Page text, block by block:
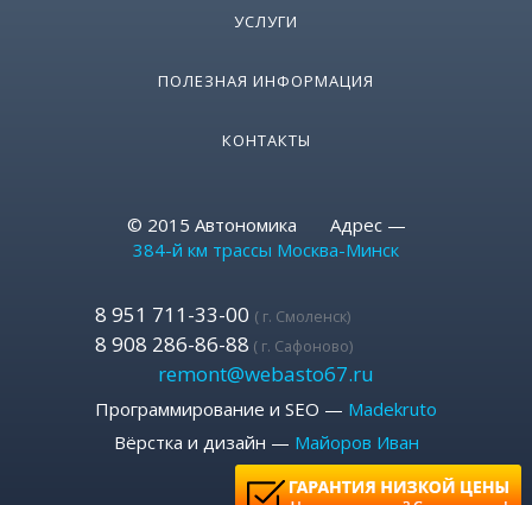
УСЛУГИ
ПОЛЕЗНАЯ ИНФОРМАЦИЯ
КОНТАКТЫ
© 2015 Автономика Адрес —
384-й км трассы Москва-Минск
8 951 711-33-00 ( г. Смоленск)
8 908 286-86-88 ( г. Сафоново)
remont@webasto67.ru
Программирование и SEO — Madekruto
Вёрстка и дизайн — Майоров Иван